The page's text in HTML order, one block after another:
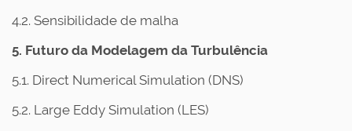
4.2. Sensibilidade de malha
5. Futuro da Modelagem da Turbulência
5.1. Direct Numerical Simulation (DNS)
5.2. Large Eddy Simulation (LES)